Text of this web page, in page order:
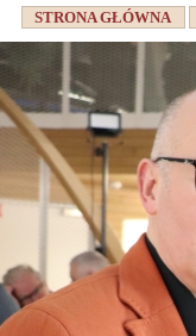
STRONA GŁÓWNA